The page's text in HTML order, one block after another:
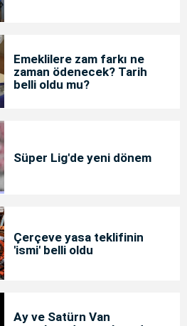
Emeklilere zam farkı ne
zaman ödenecek? Tarih
belli oldu mu?
Süper Lig'de yeni dönem
Çerçeve yasa teklifinin
'ismi' belli oldu
Ay ve Satürn Van